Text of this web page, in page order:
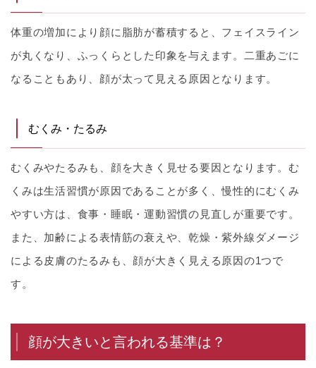
体重の増加により顔に脂肪が蓄積すると、フェイスライン
が丸くなり、ふっくらとした印象を与えます。二重あごに
なることもあり、顔が太って見える原因となります。
むくみ・たるみ
むくみやたるみも、顔を大きく見せる要因となります。む
くみは生活習慣が原因であることが多く、慢性的にむくみ
やすい方は、食事・睡眠・運動習慣の見直しが重要です。
また、加齢による表情筋の衰えや、乾燥・紫外線ダメージ
による皮膚のたるみも、顔が大きく見える原因の1つで
す。
顔が大きいと言われる基準は？